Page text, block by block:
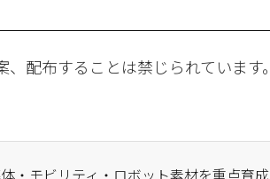
配布することは禁じられています。
・モビリティ・ロボット素材を重点育成